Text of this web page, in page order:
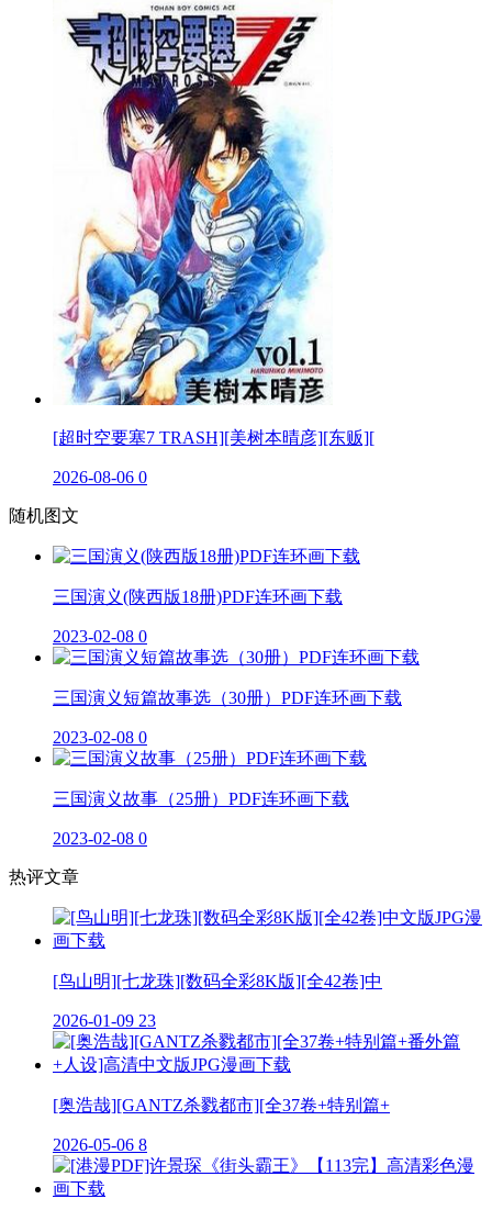
[超时空要塞7 TRASH][美树本晴彦][东贩][
2026-08-06 0
随机图文
三国演义(陕西版18册)PDF连环画下载
2023-02-08 0
三国演义短篇故事选（30册）PDF连环画下载
2023-02-08 0
三国演义故事（25册）PDF连环画下载
2023-02-08 0
热评文章
[鸟山明][七龙珠][数码全彩8K版][全42卷]中
2026-01-09 23
[奥浩哉][GANTZ杀戮都市][全37卷+特别篇+
2026-05-06 8